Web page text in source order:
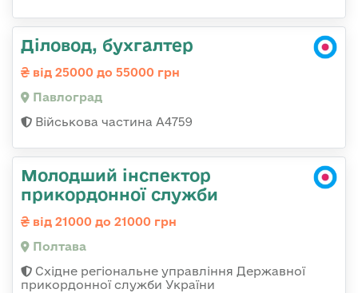
Діловод, бухгалтер
від 25000 до 55000 грн
Павлоград
Військова частина А4759
Молодший інспектор
прикордонної служби
від 21000 до 21000 грн
Полтава
Східне регіональне управління Державної
прикордонної служби України